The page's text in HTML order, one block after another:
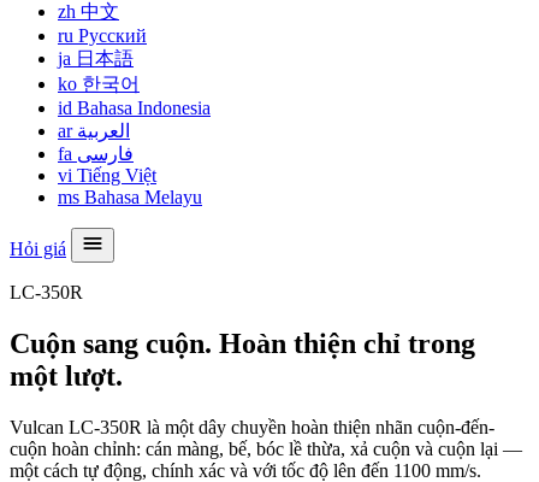
zh 中文
ru Русский
ja 日本語
ko 한국어
id Bahasa Indonesia
ar العربية
fa فارسی
vi Tiếng Việt
ms Bahasa Melayu
Hỏi giá
LC-350R
Cuộn sang cuộn. Hoàn thiện chỉ trong
một lượt.
Vulcan LC-350R là một dây chuyền hoàn thiện nhãn cuộn-đến-
cuộn hoàn chỉnh: cán màng, bế, bóc lề thừa, xả cuộn và cuộn lại —
một cách tự động, chính xác và với tốc độ lên đến 1100 mm/s.